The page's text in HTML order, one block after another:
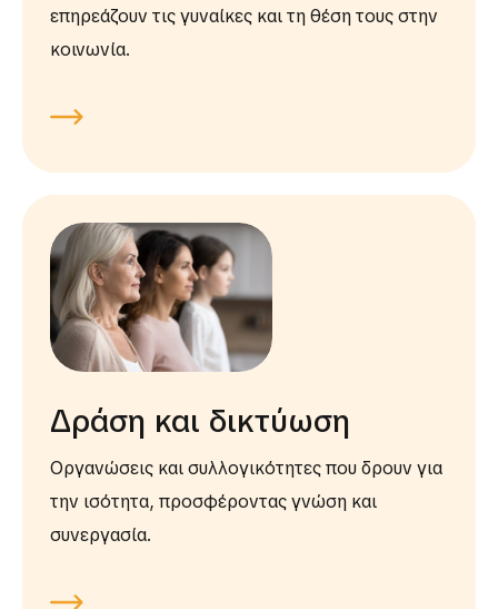
επηρεάζουν τις γυναίκες και τη θέση τους στην
κοινωνία.
Δράση και δικτύωση
Οργανώσεις και συλλογικότητες που δρουν για
την ισότητα, προσφέροντας γνώση και
συνεργασία.